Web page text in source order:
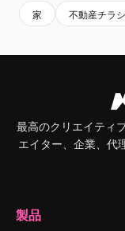
家 不動産チラシ
最高のクリエイティ
エイター、企業、代
製品